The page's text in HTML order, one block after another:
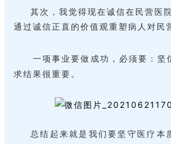
其次，我觉得现在诚信在民营医
通过诚信正直的价值观重塑病人对民
一项事业要做成功，必须要：坚
求结果很重要。
总结起来就是我们要坚守医疗本